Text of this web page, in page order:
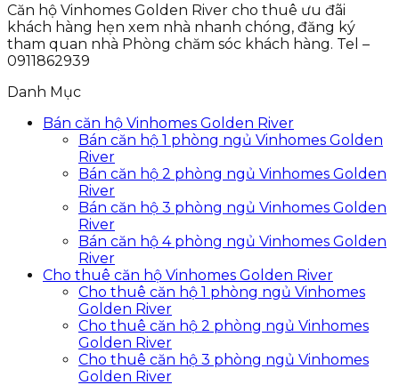
Căn hộ Vinhomes Golden River cho thuê ưu đãi
khách hàng hẹn xem nhà nhanh chóng, đăng ký
tham quan nhà Phòng chăm sóc khách hàng. Tel –
0911862939
Danh Mục
Bán căn hộ Vinhomes Golden River
Bán căn hộ 1 phòng ngủ Vinhomes Golden
River
Bán căn hộ 2 phòng ngủ Vinhomes Golden
River
Bán căn hộ 3 phòng ngủ Vinhomes Golden
River
Bán căn hộ 4 phòng ngủ Vinhomes Golden
River
Cho thuê căn hộ Vinhomes Golden River
Cho thuê căn hộ 1 phòng ngủ Vinhomes
Golden River
Cho thuê căn hộ 2 phòng ngủ Vinhomes
Golden River
Cho thuê căn hộ 3 phòng ngủ Vinhomes
Golden River